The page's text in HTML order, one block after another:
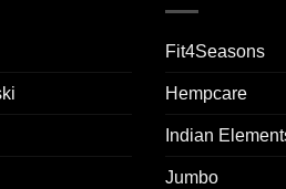
Fit4Seasons
Hempcare
Indian
Jumbo